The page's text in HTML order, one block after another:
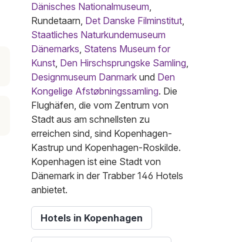
Dänisches Nationalmuseum,
Rundetaarn, Det Danske Filminstitut,
Staatliches Naturkundemuseum
Dänemarks, Statens Museum for
Kunst, Den Hirschsprungske Samling,
Designmuseum Danmark und Den
Kongelige Afstøbningssamling. Die
Flughäfen, die vom Zentrum von
Stadt aus am schnellsten zu
erreichen sind, sind Kopenhagen-
Kastrup und Kopenhagen-Roskilde.
Kopenhagen ist eine Stadt von
Dänemark in der Trabber 146 Hotels
anbietet.
Hotels in Kopenhagen